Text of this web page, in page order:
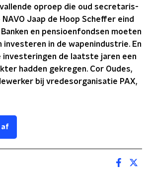
oproep die oud secretaris-
NAVO Jaap de Hoop Scheffer eind
en pensioenfondsen moeten
investeren in de wapenindustrie. En
de laatste jaren een
hadden gekregen. Cor Oudes,
bij vredesorganisatie PAX,
af